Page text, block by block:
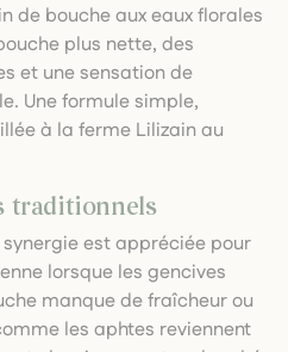
de bouche aux eaux florales
plus nette, des
et une sensation de
Une formule simple,
à la ferme Lilizain au
traditionnels
est appréciée pour
lorsque les gencives
manque de fraîcheur ou
les aphtes reviennent